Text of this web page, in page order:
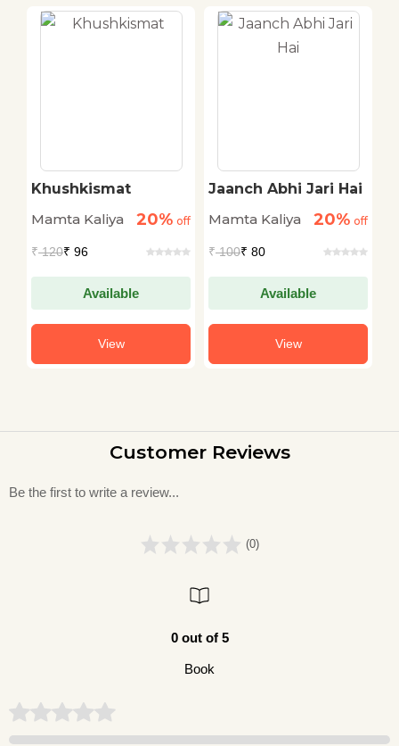
Khushkismat
Mamta Kaliya
20% off
₹120₹ 96
Available
View
Jaanch Abhi Jari Hai
Mamta Kaliya
20% off
₹100₹ 80
Available
View
Customer Reviews
Be the first to write a review...
(0)
0 out of 5
Book